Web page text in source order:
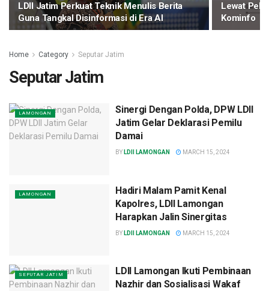
LDII Jatim Perkuat Teknik Menulis Berita
Guna Tangkal Disinformasi di Era AI
Lewat
Kominfo
Home Category Seputar Jatim
Seputar Jatim
LAMONGAN
Sinergi Dengan Polda, DPW LDII
Jatim Gelar Deklarasi Pemilu
Damai
BY LDII LAMONGAN MARCH 15, 2024
LAMONGAN
Hadiri Malam Pamit Kenal
Kapolres, LDII Lamongan
Harapkan Jalin Sinergitas
BY LDII LAMONGAN MARCH 15, 2024
SEPUTAR JATIM
LDII Lamongan Ikuti Pembinaan
Nazhir dan Sosialisasi Wakaf